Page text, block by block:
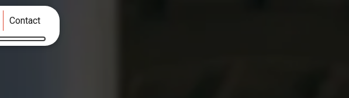
Contact